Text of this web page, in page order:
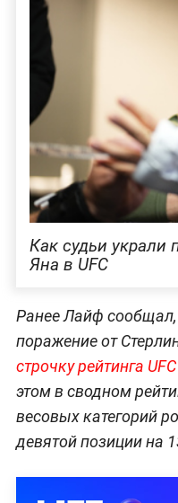
Как судьи украли
Яна в UFC
Ранее Лайф сообщал,
поражение от
строчку рейтинга
этом в сводном
весовых категорий
девятой позиции на